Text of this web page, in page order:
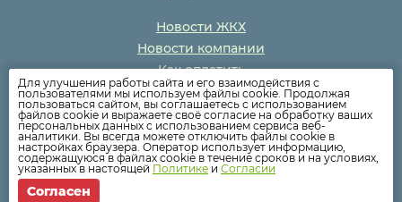
Новости ЖКХ
Новости компании
Как оплатить
Дома
Раскрытие информации
Вопросы
Для улучшения работы сайта и его взаимодействия с
пользователями мы используем файлы cookie. Продолжая
пользоваться сайтом, вы соглашаетесь с использованием
файлов cookie и выражаете своё согласие на обработку ваших
персональных данных с использованием сервиса веб-
аналитики. Вы всегда можете отключить файлы cookie в
настройках браузера. Оператор использует информацию,
содержащуюся в файлах cookie в течение сроков и на условиях,
указанных в настоящей Политике и Согласии
Согласен